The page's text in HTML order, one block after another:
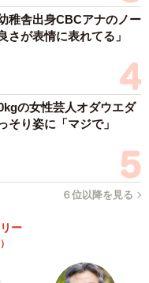
稚舎出身CBCアナのノー
さが表情に表れてる」
の女性芸人オダウエダ
り姿に「マジで」
６位以降を見る
ー